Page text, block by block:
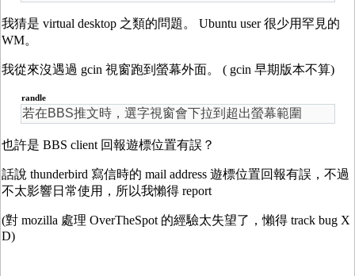
我猜是 virtual desktop 之類的問題。 Ubuntu user 很少用罕見的
WM。
我從來沒遇過 gcin 視窗跑到螢幕外面。 ( gcin 早期版本不算)
randle
若在BBS推文時，選字視窗會下拉到超出螢幕範圍
也許是 BBS client 回報遊標位置有誤？
話說 thunderbird 寫信時的 mail address 遊標位置回報有誤，不過
不太影響日常使用，所以我懶得 report
(對 mozilla 處理 OverTheSpot 的經驗太失望了，懶得 track bug X
D)